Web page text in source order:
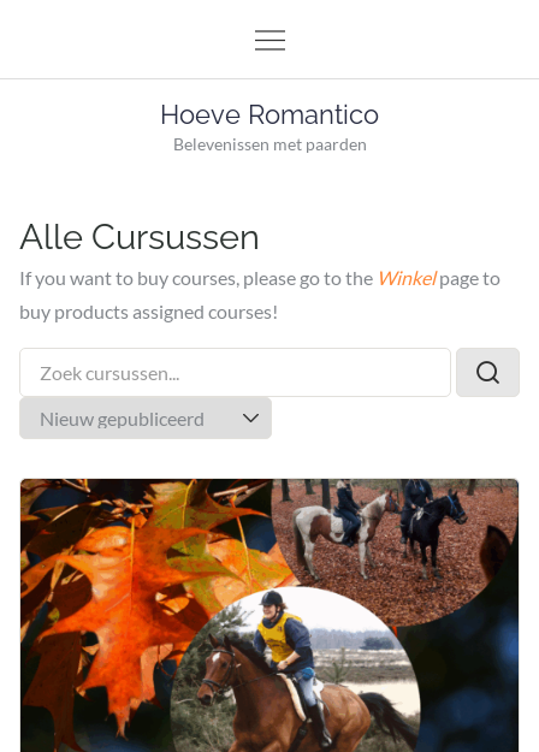
content
Hoeve Romantico
Belevenissen met paarden
Alle Cursussen
If you want to buy courses, please go to the Winkelpage to
buy products assigned courses!